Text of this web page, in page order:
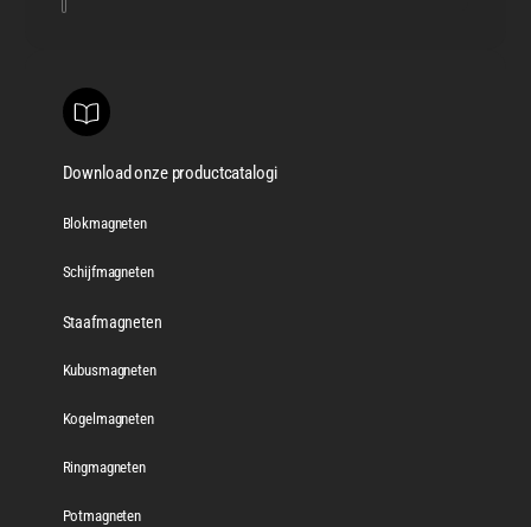
Download onze productcatalogi
Blokmagneten
Schijfmagneten
Staafmagneten
Kubusmagneten
Kogelmagneten
Ringmagneten
Potmagneten